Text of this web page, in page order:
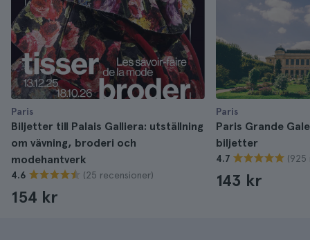
Paris
Biljetter till Palais Galliera: utställning
om vävning, broderi och
modehantverk
4.6 (25 recensioner)
154 kr
Paris
Paris Grande
biljetter
4.7 (925
143 kr